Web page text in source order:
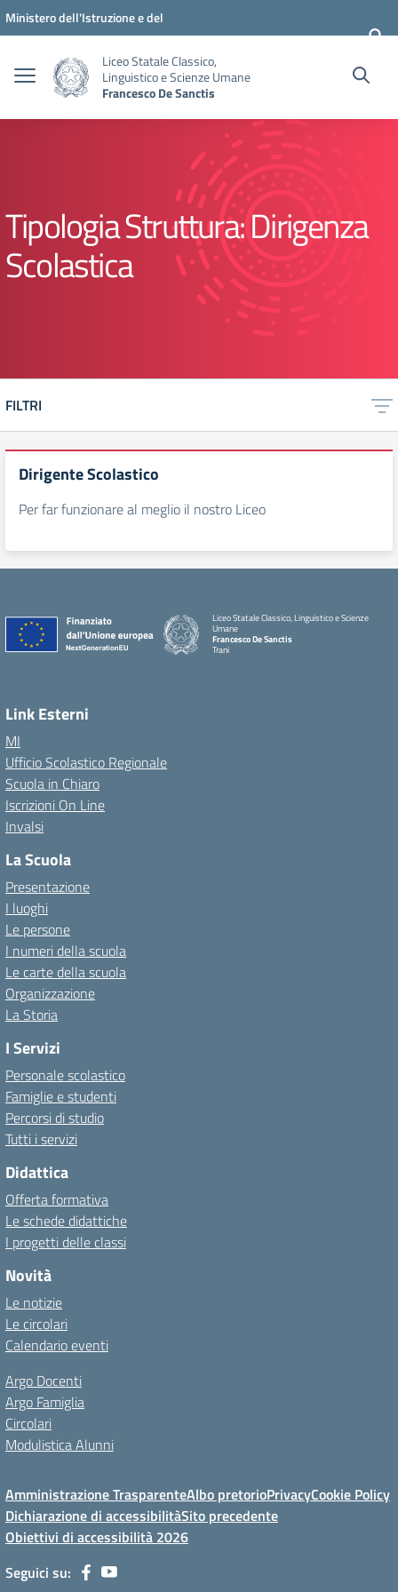
Vai ai contenuti
Vai al menu di navigazione
Vai al footer
Ministero dell'Istruzione e del
Liceo Statale Classico,
Linguistico e Scienze Umane
Francesco De Sanctis
Tipologia Struttura:Dirigenza
Scolastica
FILTRI
Dirigente Scolastico
Per far funzionare al meglio il nostro Liceo
Liceo Statale Classico, Linguistico e Scienze
Umane
Francesco De Sanctis
Trani
Link Esterni
MI
Ufficio Scolastico Regionale
Scuola in Chiaro
Iscrizioni On Line
Invalsi
La Scuola
Presentazione
I luoghi
Le persone
I numeri della scuola
Le carte della scuola
Organizzazione
La Storia
I Servizi
Personale scolastico
Famiglie e studenti
Percorsi di studio
Tutti i servizi
Didattica
Offerta formativa
Le schede didattiche
I progetti delle classi
Novità
Le notizie
Le circolari
Calendario eventi
Argo Docenti
Argo Famiglia
Circolari
Modulistica Alunni
Amministrazione TrasparenteAlbo pretorioPrivacyCookie Policy
Dichiarazione di accessibilitàSito precedente
Obiettivi di accessibilità 2026
Seguici su: